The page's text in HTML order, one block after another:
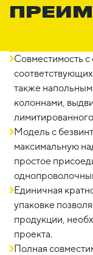
Совместимость
также
колоннами,
Модель с
максимальную
простое
Единичная
упаковке
продукции,
проекта.
Полная